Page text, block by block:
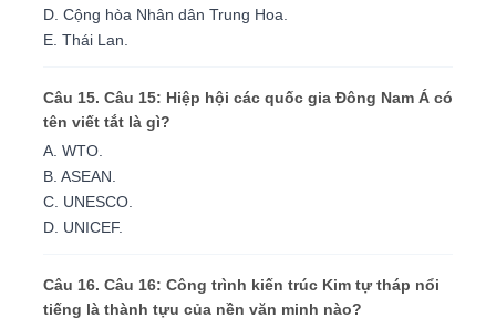
D. Cộng hòa Nhân dân Trung Hoa.
E. Thái Lan.
Câu 15. Câu 15: Hiệp hội các quốc gia Đông Nam Á có
tên viết tắt là gì?
A. WTO.
B. ASEAN.
C. UNESCO.
D. UNICEF.
Câu 16. Câu 16: Công trình kiến trúc Kim tự tháp nổi
tiếng là thành tựu của nền văn minh nào?